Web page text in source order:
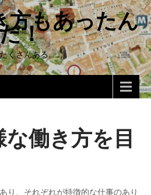
方もあったん
！
くさんある。
働き方を目
り、それぞれが特徴的な仕事のあり